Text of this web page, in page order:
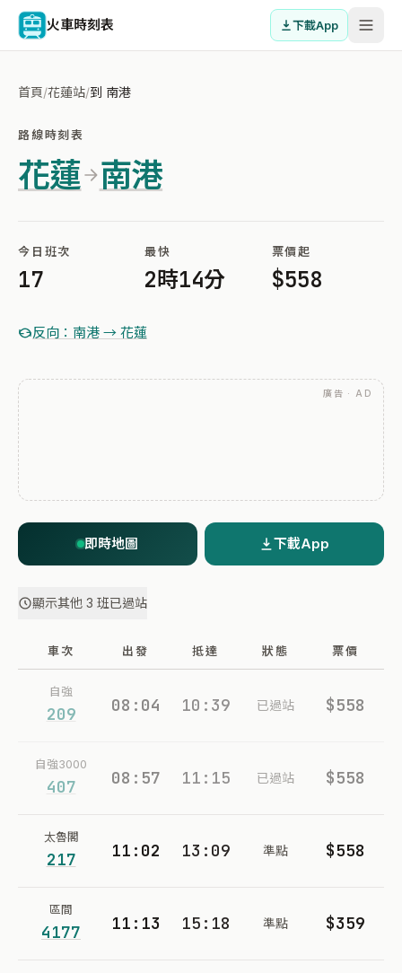
火車時刻表 下載App
首頁/花蓮站/到 南港
路線時刻表
花蓮 南港
今日班次
17
最快
2時14分
票價起
$558
反向：南港 → 花蓮
廣告 · AD
即時地圖 下載App
顯示其他 3 班已過站
車次 出發 抵達 狀態 票價
自強
209 08:04 10:39 已過站 $558
自強3000
407 08:57 11:15 已過站 $558
太魯閣
217 11:02 13:09 準點 $558
區間
4177 11:13 15:18 準點 $359